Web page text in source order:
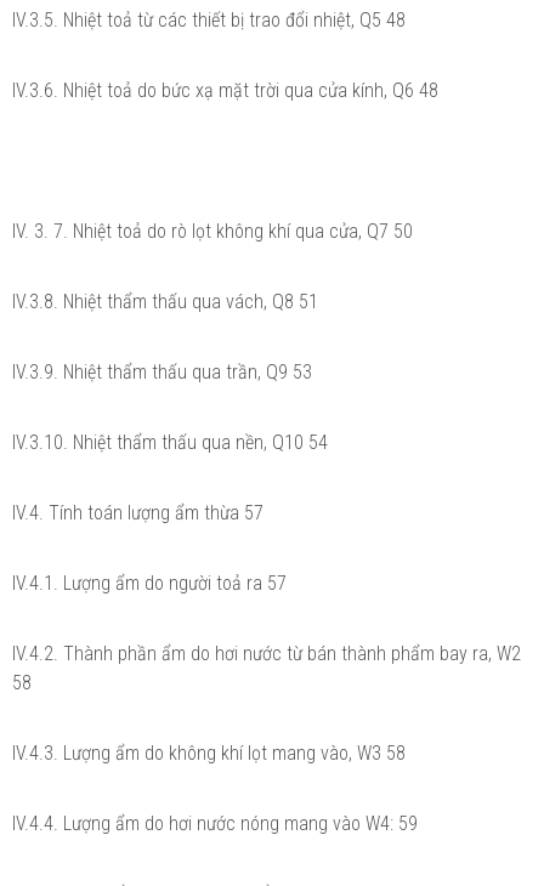
IV.3.5. Nhiệt toả từ các thiết bị trao đổi nhiệt, Q5 48
IV.3.6. Nhiệt toả do bức xạ mặt trời qua cửa kính, Q6 48
IV. 3. 7. Nhiệt toả do rò lọt không khí qua cửa, Q7 50
IV.3.8. Nhiệt thẩm thấu qua vách, Q8 51
IV.3.9. Nhiệt thẩm thấu qua trần, Q9 53
IV.3.10. Nhiệt thẩm thấu qua nền, Q10 54
IV.4. Tính toán lượng ẩm thừa 57
IV.4.1. Lượng ẩm do người toả ra 57
IV.4.2. Thành phần ẩm do hơi nước từ bán thành phẩm bay ra, W2
58
IV.4.3. Lượng ẩm do không khí lọt mang vào, W3 58
IV.4.4. Lượng ẩm do hơi nước nóng mang vào W4: 59